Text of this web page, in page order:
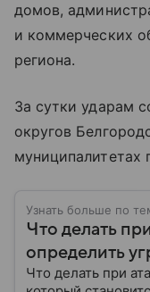
домов,
и коммерческих
региона.
За сутки ударам
округов
муниципалитетах
Узнать больше по
Что делать
определить
Что делать при